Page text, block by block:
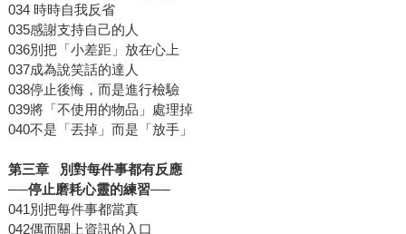
034 時時自我反省
035感謝支持自己的人
036別把「小差距」放在心上
037成為說笑話的達人
038停止後悔，而是進行檢驗
039將「不使用的物品」處理掉
040不是「丟掉」而是「放手」
第三章 別對每件事都有反應
──停止磨耗心靈的練習──
041別把每件事都當真
042偶而關上資訊的入口